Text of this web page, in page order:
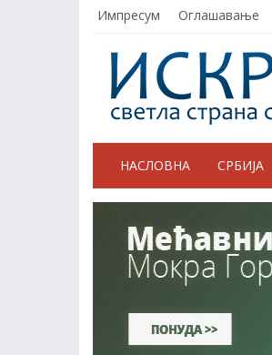
Импресум Оглашавање
НАСЛОВНА СРБИЈА